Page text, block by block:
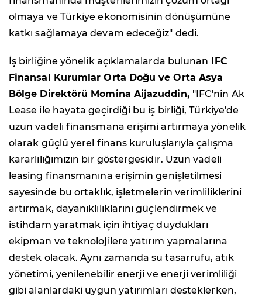
olmaya ve Türkiye ekonomisinin dönüşümüne
katkı sağlamaya devam edeceğiz" dedi.
İş birliğine yönelik açıklamalarda bulunan IFC
Finansal Kurumlar Orta Doğu ve Orta Asya
Bölge Direktörü Momina Aijazuddin, "IFC'nin Ak
Lease ile hayata geçirdiği bu iş birliği, Türkiye'de
uzun vadeli finansmana erişimi artırmaya yönelik
olarak güçlü yerel finans kuruluşlarıyla çalışma
kararlılığımızın bir göstergesidir. Uzun vadeli
leasing finansmanına erişimin genişletilmesi
sayesinde bu ortaklık, işletmelerin verimliliklerini
artırmak, dayanıklılıklarını güçlendirmek ve
istihdam yaratmak için ihtiyaç duydukları
ekipman ve teknolojilere yatırım yapmalarına
destek olacak. Aynı zamanda su tasarrufu, atık
yönetimi, yenilenebilir enerji ve enerji verimliliği
gibi alanlardaki uygun yatırımları desteklerken,